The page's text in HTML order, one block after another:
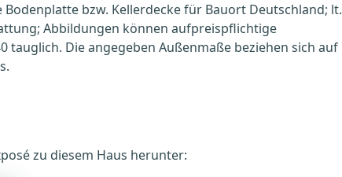
bzw. Kellerdecke für Bauort Deutschland; lt.
Abbildungen können aufpreispflichtige
tauglich. Die angegeben Außenmaße beziehen sich auf
zu diesem Haus herunter: